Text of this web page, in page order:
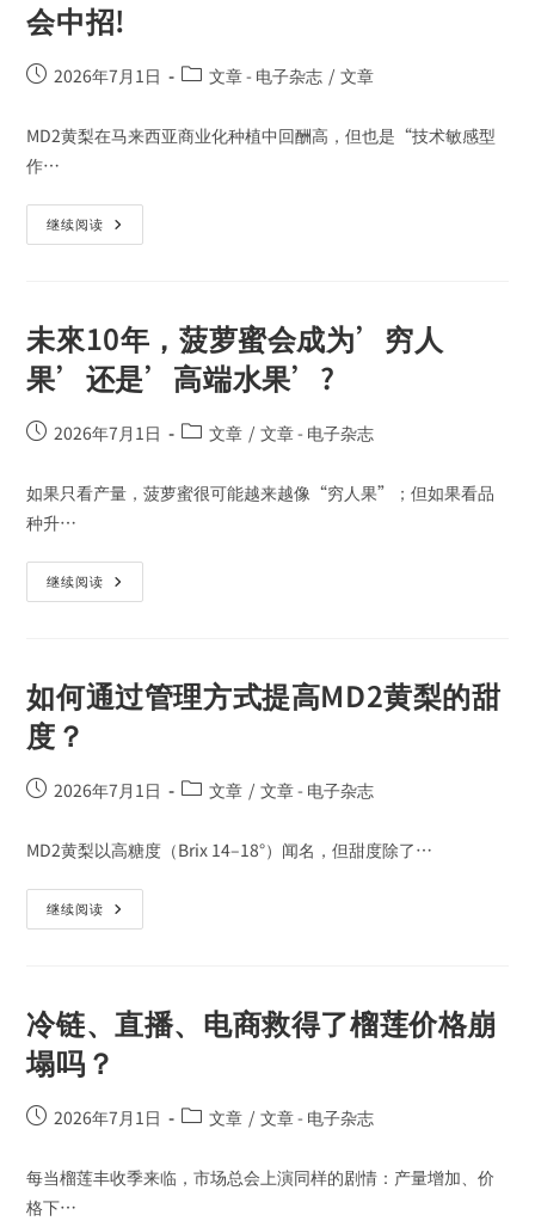
会中招!
2026年7月1日 文章 - 电子杂志 / 文章
MD2黄梨在马来西亚商业化种植中回酬高，但也是“技术敏感型
作…
继续阅读
未來10年，菠萝蜜会成为’穷人
果’还是’高端水果’?
2026年7月1日 文章 / 文章 - 电子杂志
如果只看产量，菠萝蜜很可能越来越像“穷人果”；但如果看品
种升…
继续阅读
如何通过管理方式提高MD2黄梨的甜
度？
2026年7月1日 文章 / 文章 - 电子杂志
MD2黄梨以高糖度（Brix 14–18°）闻名，但甜度除了…
继续阅读
冷链、直播、电商救得了榴莲价格崩
塌吗？
2026年7月1日 文章 / 文章 - 电子杂志
每当榴莲丰收季来临，市场总会上演同样的剧情：产量增加、价
格下…